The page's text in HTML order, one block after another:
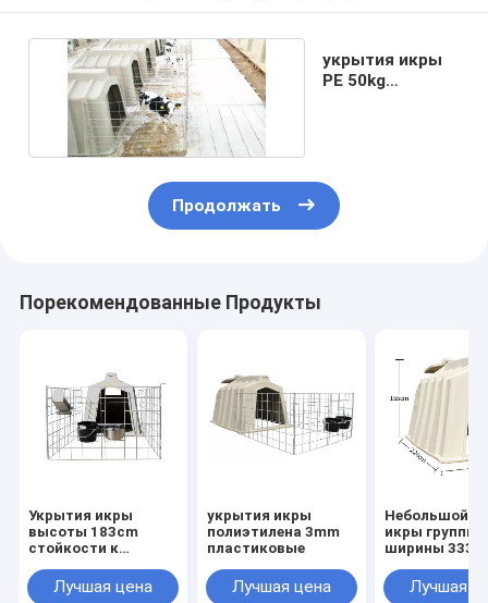
укрытия икры
PE 50kg
Продолжать
Порекомендованные Продукты
Укрытия икры
высоты 183cm
стойкости к
пластиковые с
гальванизированной
Лучшая цена
укрытия икры
полиэтилена 3mm
пластиковые
Лучшая цена
Небольшой
икры группы
ширины
ржавчины
поголовья
Лучшая